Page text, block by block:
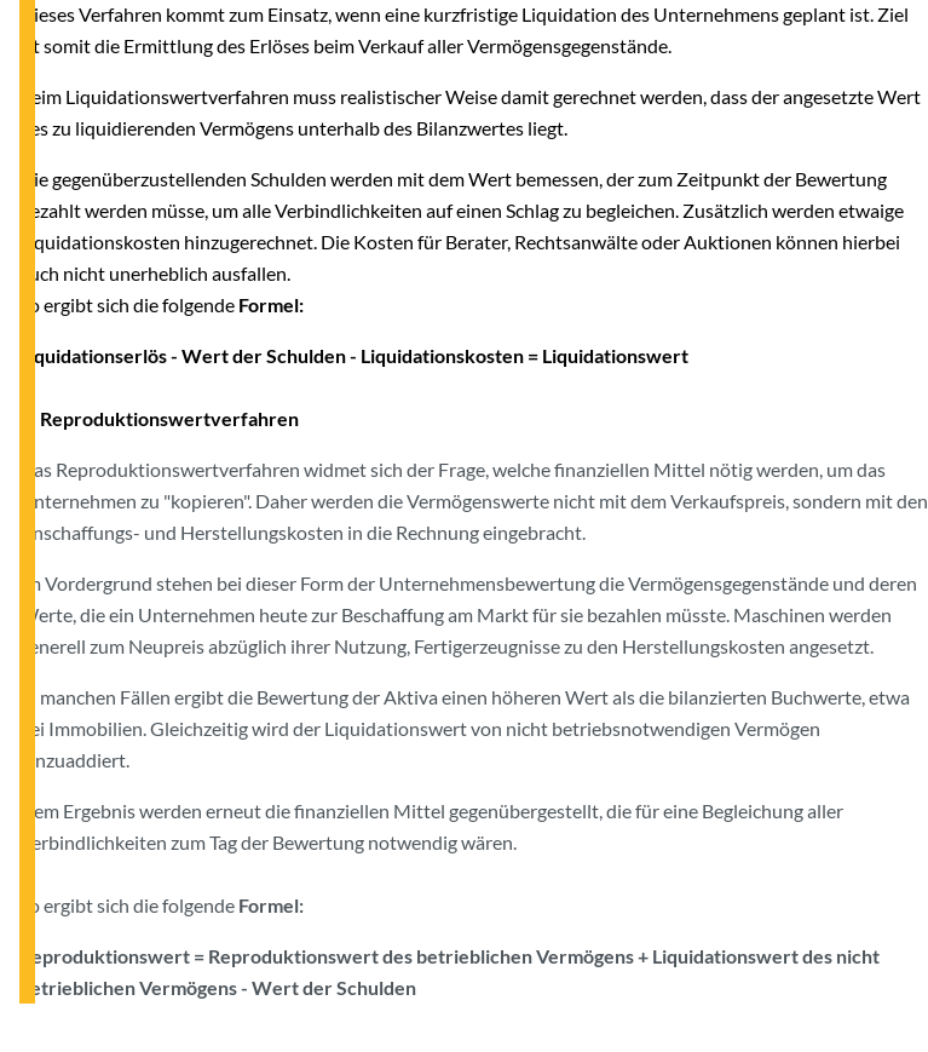
Dieses Verfahren kommt zum Einsatz, wenn eine kurzfristige Liquidation des Unternehmens geplant ist. Ziel
ist somit die Ermittlung des Erlöses beim Verkauf aller Vermögensgegenstände.
Beim Liquidationswertverfahren muss realistischer Weise damit gerechnet werden, dass der angesetzte Wert
des zu liquidierenden Vermögens unterhalb des Bilanzwertes liegt.
Die gegenüberzustellenden Schulden werden mit dem Wert bemessen, der zum Zeitpunkt der Bewertung
bezahlt werden müsse, um alle Verbindlichkeiten auf einen Schlag zu begleichen. Zusätzlich werden etwaige
Liquidationskosten hinzugerechnet. Die Kosten für Berater, Rechtsanwälte oder Auktionen können hierbei
auch nicht unerheblich ausfallen.
So ergibt sich die folgende Formel:
Liquidationserlös - Wert der Schulden - Liquidationskosten = Liquidationswert
b) Reproduktionswertverfahren
Das Reproduktionswertverfahren widmet sich der Frage, welche finanziellen Mittel nötig werden, um das
Unternehmen zu "kopieren". Daher werden die Vermögenswerte nicht mit dem Verkaufspreis, sondern mit den
Anschaffungs- und Herstellungskosten in die Rechnung eingebracht.
Im Vordergrund stehen bei dieser Form der Unternehmensbewertung die Vermögensgegenstände und deren
Werte, die ein Unternehmen heute zur Beschaffung am Markt für sie bezahlen müsste. Maschinen werden
generell zum Neupreis abzüglich ihrer Nutzung, Fertigerzeugnisse zu den Herstellungskosten angesetzt.
In manchen Fällen ergibt die Bewertung der Aktiva einen höheren Wert als die bilanzierten Buchwerte, etwa
bei Immobilien. Gleichzeitig wird der Liquidationswert von nicht betriebsnotwendigen Vermögen
hinzuaddiert.
Dem Ergebnis werden erneut die finanziellen Mittel gegenübergestellt, die für eine Begleichung aller
Verbindlichkeiten zum Tag der Bewertung notwendig wären.
So ergibt sich die folgende Formel:
Reproduktionswert = Reproduktionswert des betrieblichen Vermögens + Liquidationswert des nicht
betrieblichen Vermögens - Wert der Schulden